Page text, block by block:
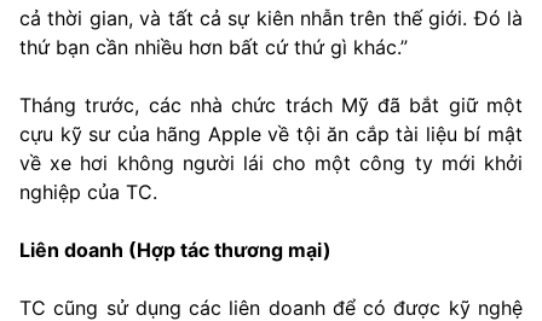
cả thời gian, và tất cả sự kiên nhẫn trên thế giới. Đó là
thứ bạn cần nhiều hơn bất cứ thứ gì khác.”
Tháng trước, các nhà chức trách Mỹ đã bắt giữ một
cựu kỹ sư của hãng Apple về tội ăn cắp tài liệu bí mật
về xe hơi không người lái cho một công ty mới khởi
nghiệp của TC.
Liên doanh (Hợp tác thương mại)
TC cũng sử dụng các liên doanh để có được kỹ nghệ